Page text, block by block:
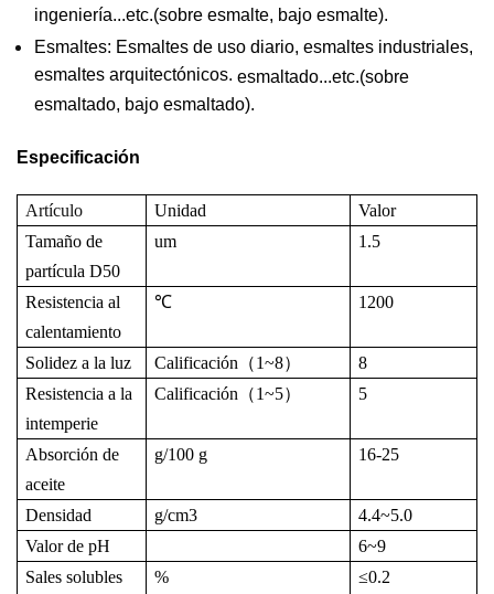
ingeniería...etc.(sobre esmalte, bajo esmalte).
Esmaltes: Esmaltes de uso diario, esmaltes industriales,
esmaltes arquitectónicos. esmaltado...etc.(sobre
esmaltado, bajo esmaltado).
Especificación
Artículo Unidad
Valor
Tamaño de
partícula D50
um 1.5
Resistencia al
calentamiento
℃ 1200
Solidez a la luz Calificación （1~8）
8
Resistencia a la
intemperie
Calificación （1~5） 5
Absorción de
aceite
g/100 g 16-25
Densidad g/cm3
4.4~5.0
Valor de pH
6~9
Sales solubles
% ≤0.2